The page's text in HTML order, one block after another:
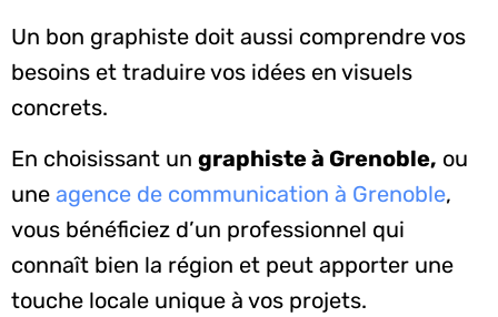
Un bon graphiste doit aussi comprendre vos
besoins et traduire vos idées en visuels
concrets.
En choisissant un graphiste à Grenoble, ou
une agence de communication à Grenoble,
vous bénéficiez d’un professionnel qui
connaît bien la région et peut apporter une
touche locale unique à vos projets.